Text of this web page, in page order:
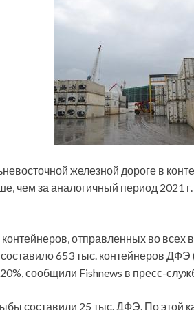
железной дороге в
чем за аналогичный период 2021
отправленных во
653 тыс. контейнеров
20%, сообщили Fishnews в пресс-
составили 25 тыс. ДФЭ. По этой